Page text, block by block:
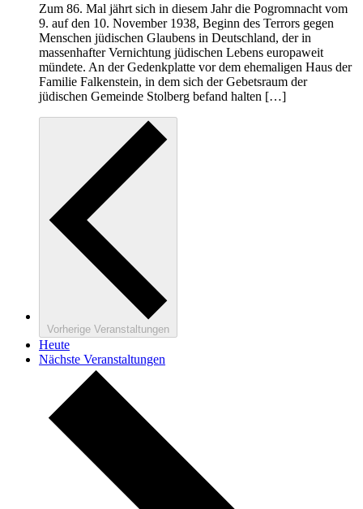
Zum 86. Mal jährt sich in diesem Jahr die Pogromnacht vom
9. auf den 10. November 1938, Beginn des Terrors gegen
Menschen jüdischen Glaubens in Deutschland, der in
massenhafter Vernichtung jüdischen Lebens europaweit
mündete. An der Gedenkplatte vor dem ehemaligen Haus der
Familie Falkenstein, in dem sich der Gebetsraum der
jüdischen Gemeinde Stolberg befand halten […]
Vorherige Veranstaltungen
Heute
Nächste Veranstaltungen